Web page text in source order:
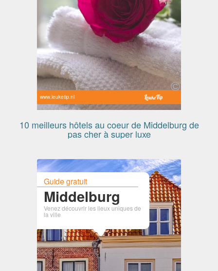
www.leuketip.nl
10 meilleurs hôtels au coeur de Middelburg de
pas cher à super luxe
Guide gratuit
Middelburg
Venez découvrir les lieux uniques de
la ville